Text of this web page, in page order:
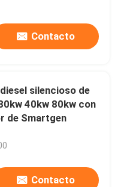
Contacto
silencioso de
40kw 80kw con
de Smartgen
Contacto